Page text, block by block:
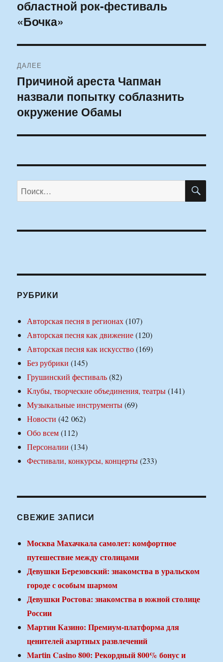
областной рок-фестиваль
«Бочка»
ДАЛЕЕ
Следующая
запись:
Причиной ареста Чапман
назвали попытку соблазнить
окружение Обамы
Искать:
РУБРИКИ
Авторская песня в регионах(107)
Авторская песня как движение(120)
Авторская песня как искусство(169)
Без рубрики (145)
Грушинский фестиваль(82)
Клубы, творческие объединения, театры(141)
Музыкальные инструменты(69)
Новости (42 062)
Обо всем(112)
Персоналии (134)
Фестивали, конкурсы, концерты(233)
СВЕЖИЕ ЗАПИСИ
Москва Махачкала самолет: комфортное
путешествие между столицами
Девушки Березовский: знакомства в уральском
городе с особым шармом
Девушки Ростова: знакомства в южной столице
России
Мартин Казино: Премиум-платформа для
ценителей азартных развлечений
Martin Casino 800: Рекордный 800% бонус и